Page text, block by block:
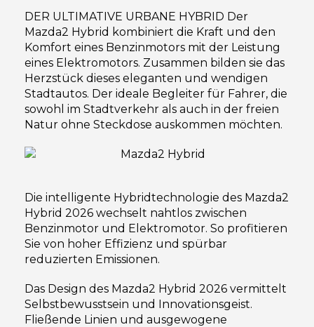
DER ULTIMATIVE URBANE HYBRID Der
Mazda2 Hybrid kombiniert die Kraft und den
Komfort eines Benzinmotors mit der Leistung
eines Elektromotors. Zusammen bilden sie das
Herzstück dieses eleganten und wendigen
Stadtautos. Der ideale Begleiter für Fahrer, die
sowohl im Stadtverkehr als auch in der freien
Natur ohne Steckdose auskommen möchten.
Die intelligente Hybridtechnologie des Mazda2
Hybrid 2026 wechselt nahtlos zwischen
Benzinmotor und Elektromotor. So profitieren
Sie von hoher Effizienz und spürbar
reduzierten Emissionen.
Das Design des Mazda2 Hybrid 2026 vermittelt
Selbstbewusstsein und Innovationsgeist.
Fließende Linien und ausgewogene